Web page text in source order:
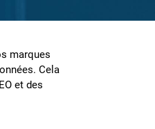
marques
Cela
et des